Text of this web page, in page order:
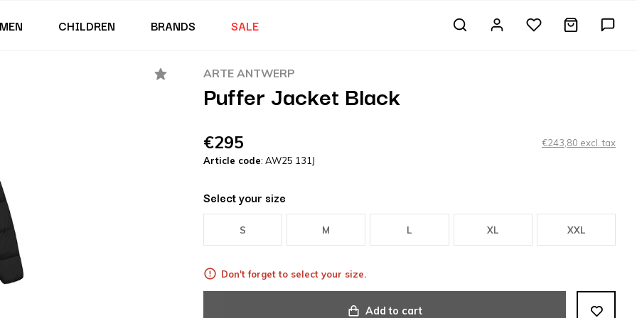
MEN CHILDREN BRANDS SALE
ARTE ANTWERP
Puffer Jacket Black
€295
€243,80 excl. tax
Article code: AW25 131J
Select your size
S M L XL XXL
Don't forget to select your size.
Add to cart